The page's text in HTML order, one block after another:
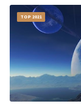
TOP 2021